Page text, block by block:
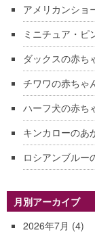
アメリカンショ
ミニチュア・ピ
ダックスの赤ち
チワワの赤ちゃ
ハーフ犬の赤ち
キンカローのあ
ロシアンブルー
月別アーカイブ
2026年7月 (4)